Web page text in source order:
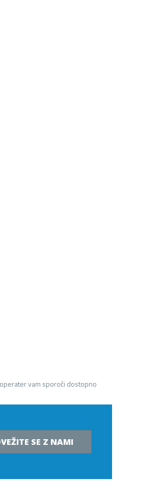
vam sporoči dostopno
SE Z NAMI